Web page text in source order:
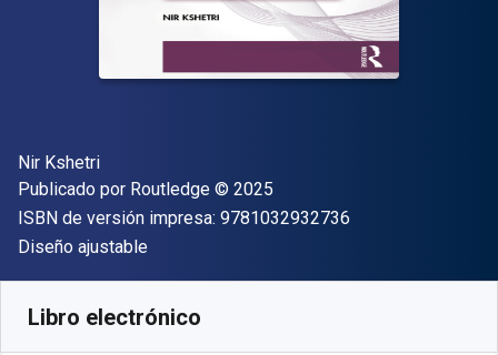
Autor(es)
Nir Kshetri
Editor
Publicado por Routledge Copyright
© 2025
ISBN de versión impresa: 9781032932736
Formato
Diseño ajustable
Libro electrónico